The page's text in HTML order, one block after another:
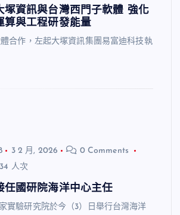
塚資訊與台灣西門子軟體 強化
算與工程研發能量
合作，左起大塚資訊集團易富迪科技執
3 2 月, 2026
0 Comments
人次
任國研院海洋中心主任
實驗研究院於今（3）日舉行台灣海洋